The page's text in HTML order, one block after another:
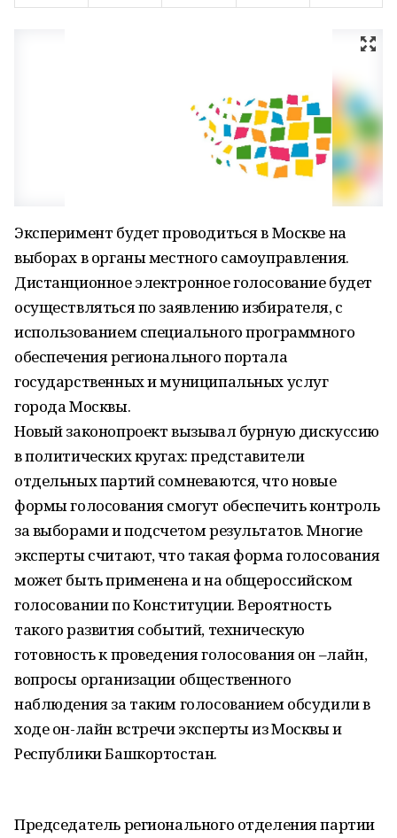
Эксперимент будет проводиться в Москве на
выборах в органы местного самоуправления.
Дистанционное электронное голосование будет
осуществляться по заявлению избирателя, с
использованием специального программного
обеспечения регионального портала
государственных и муниципальных услуг
города Москвы.
Новый законопроект вызывал бурную дискуссию
в политических кругах: представители
отдельных партий сомневаются, что новые
формы голосования смогут обеспечить контроль
за выборами и подсчетом результатов. Многие
эксперты считают, что такая форма голосования
может быть применена и на общероссийском
голосовании по Конституции. Вероятность
такого развития событий, техническую
готовность к проведения голосования он –лайн,
вопросы организации общественного
наблюдения за таким голосованием обсудили в
ходе он-лайн встречи эксперты из Москвы и
Республики Башкортостан.
Председатель регионального отделения партии